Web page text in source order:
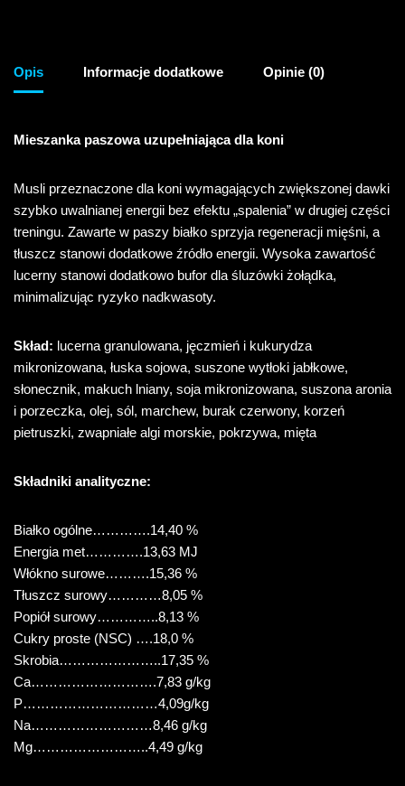
Opis Informacje dodatkowe Opinie (0)
Mieszanka paszowa uzupełniająca dla koni
Musli przeznaczone dla koni wymagających zwiększonej dawki
szybko uwalnianej energii bez efektu „spalenia” w drugiej części
treningu. Zawarte w paszy białko sprzyja regeneracji mięśni, a
tłuszcz stanowi dodatkowe źródło energii. Wysoka zawartość
lucerny stanowi dodatkowo bufor dla śluzówki żołądka,
minimalizując ryzyko nadkwasoty.
Skład: lucerna granulowana, jęczmień i kukurydza
mikronizowana, łuska sojowa, suszone wytłoki jabłkowe,
słonecznik, makuch lniany, soja mikronizowana, suszona aronia
i porzeczka, olej, sól, marchew, burak czerwony, korzeń
pietruszki, zwapniałe algi morskie, pokrzywa, mięta
Składniki analityczne:
Białko ogólne………….14,40 %
Energia met………….13,63 MJ
Włókno surowe……….15,36 %
Tłuszcz surowy…………8,05 %
Popiół surowy…………..8,13 %
Cukry proste (NSC) ….18,0 %
Skrobia…………………..17,35 %
Ca……………………….7,83 g/kg
P…………………………4,09g/kg
Na………………………8,46 g/kg
Mg……………………..4,49 g/kg